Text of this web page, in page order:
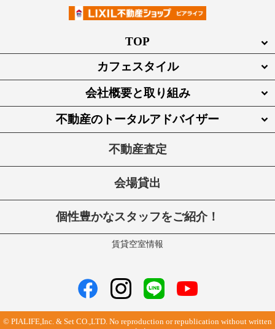
TOP
カフェスタイル
会社概要と取り組み
不動産のトータルアドバイザー
不動産査定
会場貸出
個性豊かなスタッフをご紹介！
賃貸空室情報
© PIALIFE,Inc. & Set CO.,LTD. No reproduction or republication without written